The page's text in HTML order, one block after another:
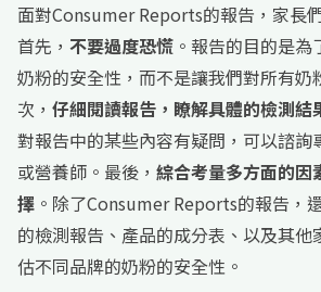
面對Consumer Reports的報告，家長
首先， 不要過度恐慌 。報告的目的是
奶粉的安全性，而不是讓我們對所有奶
次， 仔細閱讀報告，瞭解具體的檢測結
對報告中的某些內容有疑問，可以諮詢
或營養師。最後， 綜合考量多方面的因
擇 。除了Consumer Reports的報告，
的檢測報告、產品的成分表、以及其他
估不同品牌的奶粉的安全性。